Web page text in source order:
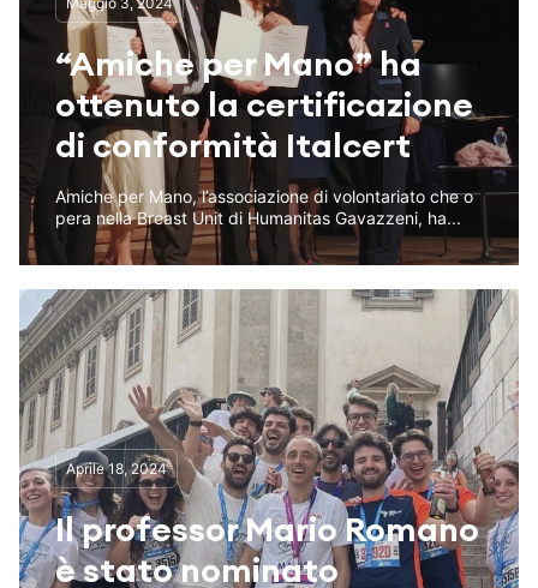
“Amiche per Mano” ha
ottenuto la certificazione
di conformità Italcert
Amiche per Mano, l’associazione di volontariato che o
pera nella Breast Unit di Humanitas Gavazzeni, ha...
Aprile 18, 2024
Il professor Mario Romano
è stato nominato